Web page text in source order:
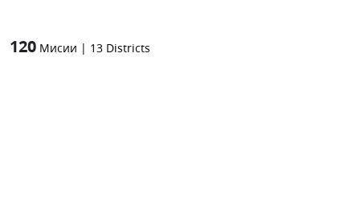
120 Мисии | 13 Districts